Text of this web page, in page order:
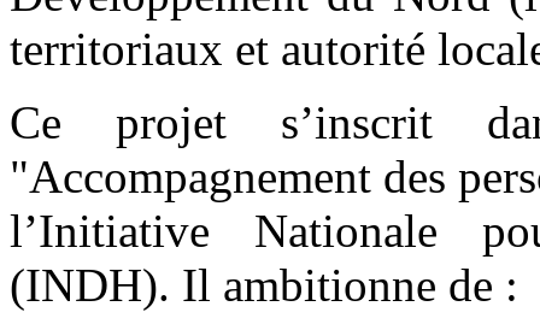
territoriaux et autorité
Ce projet s’inscrit
"Accompagnement des
l’Initiative Nationale
(INDH). Il ambitionne de :